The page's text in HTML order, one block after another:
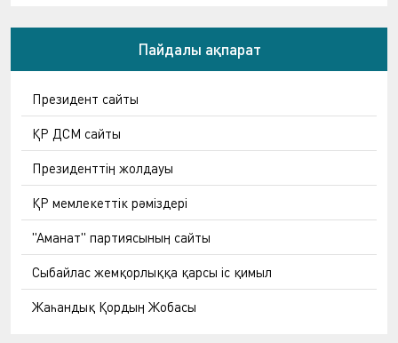
Пайдалы ақпарат
Президент сайты
ҚР ДСМ сайты
Президенттің жолдауы
ҚР мемлекеттік рәміздері
"Аманат" партиясының сайты
Сыбайлас жемқорлыққа қарсы іс қимыл
Жаһандық Қордың Жобасы